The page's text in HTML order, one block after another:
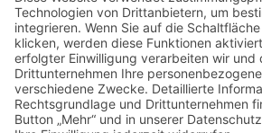
Retro Look
Retro Look am Wasserturm, Windberg
Foto: oprusbass via Instagram